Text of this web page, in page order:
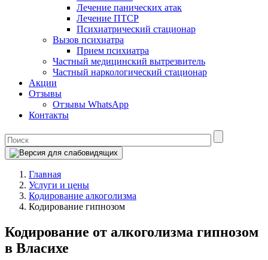
Лечение панических атак
Лечение ПТСР
Психиатрический стационар
Вызов психиатра
Прием психиатра
Частный медицинский вытрезвитель
Частный наркологический стационар
Акции
Отзывы
Отзывы WhatsApp
Контакты
Главная
Услуги и цены
Кодирование алкоголизма
Кодирование гипнозом
Кодирование от алкоголизма гипнозом
в Власихе